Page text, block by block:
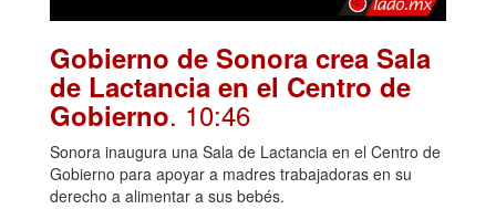
Gobierno de Sonora crea Sala
de Lactancia en el Centro de
Gobierno. 10:46
Sonora inaugura una Sala de Lactancia en el Centro de
Gobierno para apoyar a madres trabajadoras en su
derecho a alimentar a sus bebés.